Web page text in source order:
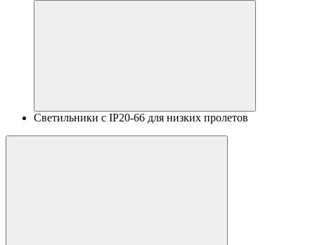
Светильники с IP20-66 для низких пролетов